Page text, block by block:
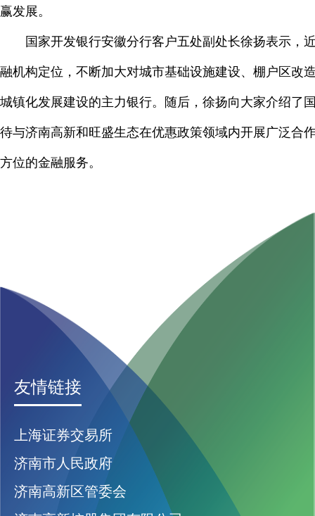
赢发展。
国家开发银行安徽分行客户五处副处长徐扬表示，
融机构定位，不断加大对城市基础设施建设、棚户区改
城镇化发展建设的主力银行。随后，徐扬向大家介绍了
待与济南高新和旺盛生态在优惠政策领域内开展广泛合
方位的金融服务。
友情链接
上海证券交易所
济南市人民政府
济南高新区管委会